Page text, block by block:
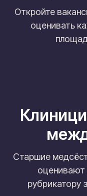
Откройте
оценивать
Старшие
оценивают
рубрикатору